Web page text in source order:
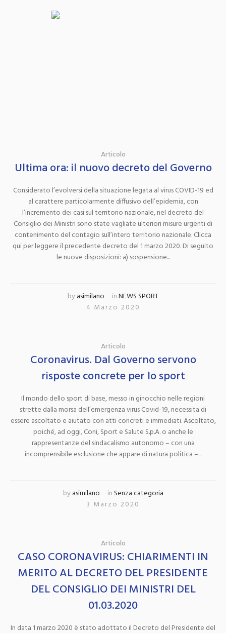
Articolo
Ultima ora: il nuovo decreto del Governo
Considerato l’evolversi della situazione legata al virus COVID-19 ed
al carattere particolarmente diffusivo dell’epidemia, con
l’incremento dei casi sul territorio nazionale, nel decreto del
Consiglio dei Ministri sono state vagliate ulteriori misure urgenti di
contenimento del contagio sull’intero territorio nazionale. Clicca
qui per leggere il precedente decreto del 1 marzo 2020. Di seguito
le nuove disposizioni: a) sospensione...
byasimilano inNEWS SPORT
4 Marzo 2020
Articolo
Coronavirus. Dal Governo servono
risposte concrete per lo sport
Il mondo dello sport di base, messo in ginocchio nelle regioni
strette dalla morsa dell’emergenza virus Covid-19, necessita di
essere ascoltato e aiutato con atti concreti e immediati. Ascoltato,
poiché, ad oggi, Coni, Sport e Salute S.p.A. o anche le
rappresentanze del sindacalismo autonomo – con una
incomprensibile esclusione che appare di natura politica –...
byasimilano in Senza categoria
3 Marzo 2020
Articolo
CASO CORONAVIRUS: CHIARIMENTI IN
MERITO AL DECRETO DEL PRESIDENTE
DEL CONSIGLIO DEI MINISTRI DEL
01.03.2020
In data 1 marzo 2020 è stato adottato il Decreto del Presidente del